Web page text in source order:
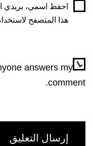
احفظ اسمي، بريدي
هذا المتصفح
answers my
comment.